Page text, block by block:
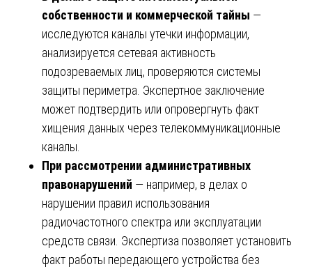
собственности и коммерческой тайны —
исследуются каналы утечки информации,
анализируется сетевая активность
подозреваемых лиц, проверяются системы
защиты периметра. Экспертное заключение
может подтвердить или опровергнуть факт
хищения данных через телекоммуникационные
каналы.
При рассмотрении административных
правонарушений — например, в делах о
нарушении правил использования
радиочастотного спектра или эксплуатации
средств связи. Экспертиза позволяет установить
факт работы передающего устройства без